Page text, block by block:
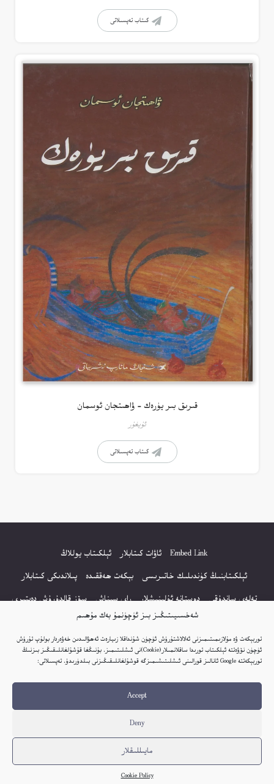
شەخسىيىتىڭىز بىز ئۈچۈنمۇ بەك مۇھىم
توربېكەت ۋە مۇلازىمىتىمىزنى ئەلالاشتۇرۇش ئۈچۈن شۇنداقلا زىيارەت ئەھۋالىدىن خەۋەردار بولۇپ تۇرۇش
ئۈچۈن نۆۋەتتە ئېلكىتاب تورىدا ساقلانمىلار(Cookie)نى ئىشلىتىمىز. بۇنىڭغا قۇشۇلغانلىقىڭىز بىزنىڭ
توربېكەتتە Google ئانالىز قورالىنى ئىشلىتىشىمىزگە قوشۇلغانلىقىڭىزنى بىلدۈرىدۇ. تەپسىلاتى:
Accept
Deny
مايىللىقلار
Cookie Policy
كىتاب تەپسىلاتى
قىرىق بىر يۈرەك – ۋاھىتجان ئوسمان
ئۇيغۇر
كىتاب تەپسىلاتى
Embed Link ئاۋات كىتابلار
ئېلكىتاب يوللاڭ
ئېلكىتابنىڭ كۈندىلىك خاتىرىسى
بېكەت ھەققىدە
پىلاندىكى كىتابلار
تەلەي ساندۇقى
دوستانە ئۇلىنىشلار راي سىناش
سۆز قالدۇرۇش دەپتىرى
كۆپ سورالغان سۇئاللار
كىتاب تىزىملىكى
مەخپىيەتلىك باياناتى
نەشىر ھوقۇقى باياناتى
© 2017-2026 تور بېكەتنىڭ بارلىق ھوقۇقى ئېلكىتاب تورى غا مەنسۇپ.
ھەر كۈنى يېڭى كىتابلار قوشۇلىۋاتىدۇ...